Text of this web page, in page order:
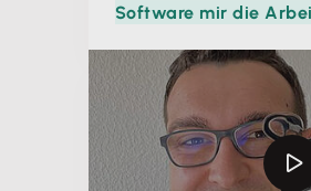
Software mir die